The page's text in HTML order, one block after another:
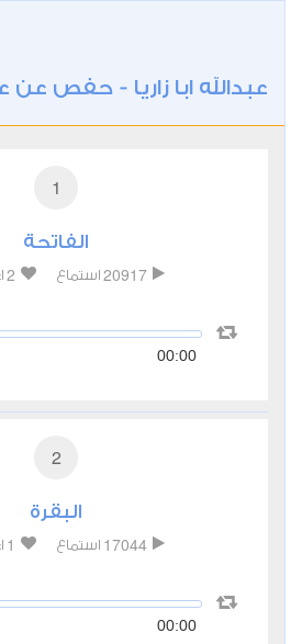
عبدالله ابا زاريا - حفص
1
الفاتحة
20917 استماع 2
00:00
2
البقرة
17044 استماع 1
00:00